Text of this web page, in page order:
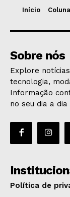
Início
Sobre nós
Explore
tecnologia,
Informação
no seu dia a dia
Política de